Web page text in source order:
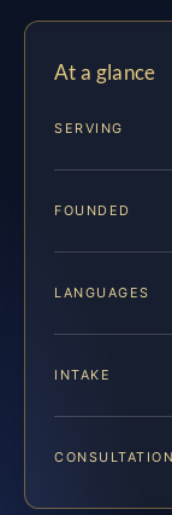
At a glance
SERVING
FOUNDED
LANGUAGES
INTAKE
CONSULTATION